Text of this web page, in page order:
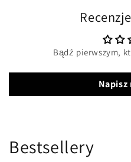
Bądź pierwszym,
Napisz
Bestsellery